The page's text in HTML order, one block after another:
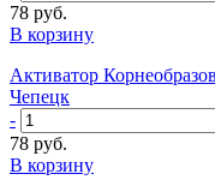
78 руб.
В корзину
Активатор
Чепецк
-
78 руб.
В корзину